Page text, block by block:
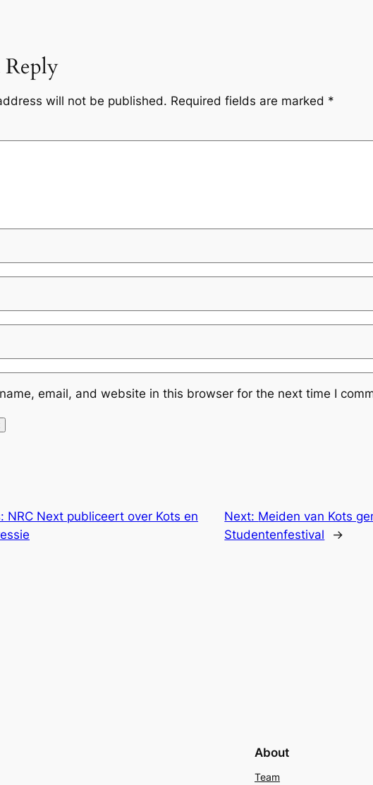
Reply
will not be published. Required fields are marked *
email, and website in this browser for the next time I
NRC Next publiceert over Kots en
Next: Meiden van Kots
Studentenfestival
→
About
Team